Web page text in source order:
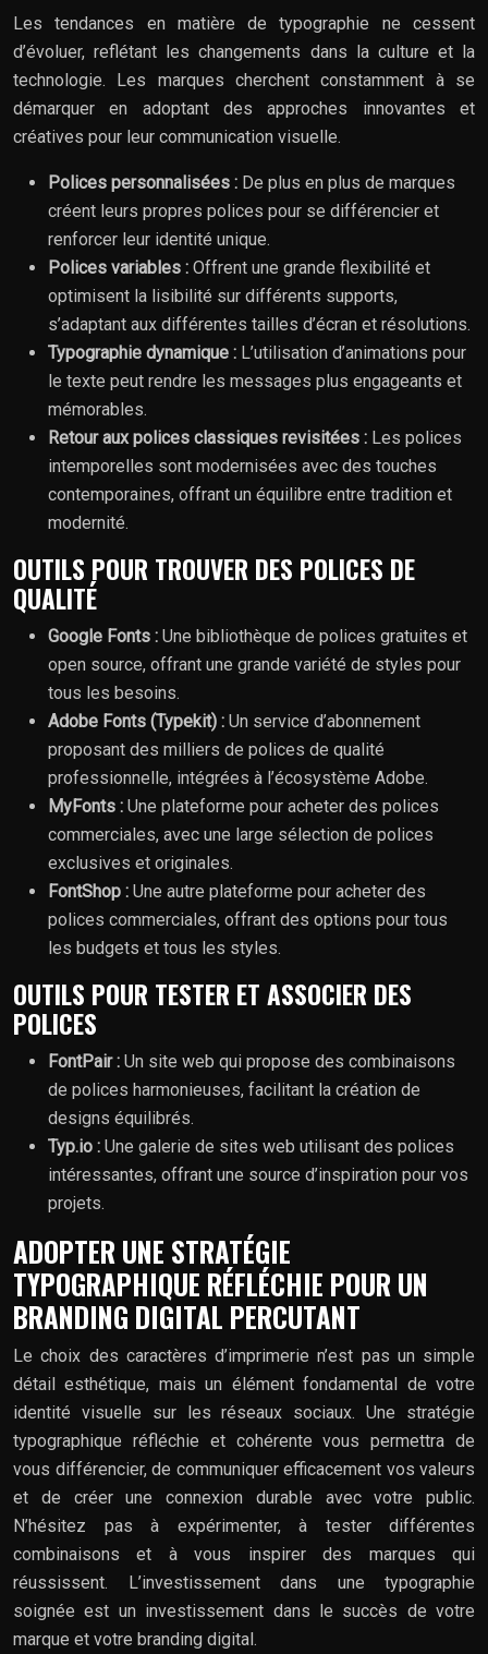
Les tendances en matière de typographie ne cessent
d’évoluer, reflétant les changements dans la culture et la
technologie. Les marques cherchent constamment à se
démarquer en adoptant des approches innovantes et
créatives pour leur communication visuelle.
Polices personnalisées : De plus en plus de marques
créent leurs propres polices pour se différencier et
renforcer leur identité unique.
Polices variables : Offrent une grande flexibilité et
optimisent la lisibilité sur différents supports,
s’adaptant aux différentes tailles d’écran et résolutions.
Typographie dynamique : L’utilisation d’animations pour
le texte peut rendre les messages plus engageants et
mémorables.
Retour aux polices classiques revisitées : Les polices
intemporelles sont modernisées avec des touches
contemporaines, offrant un équilibre entre tradition et
modernité.
OUTILS POUR TROUVER DES POLICES DE
QUALITÉ
Google Fonts : Une bibliothèque de polices gratuites et
open source, offrant une grande variété de styles pour
tous les besoins.
Adobe Fonts (Typekit) : Un service d’abonnement
proposant des milliers de polices de qualité
professionnelle, intégrées à l’écosystème Adobe.
MyFonts : Une plateforme pour acheter des polices
commerciales, avec une large sélection de polices
exclusives et originales.
FontShop : Une autre plateforme pour acheter des
polices commerciales, offrant des options pour tous
les budgets et tous les styles.
OUTILS POUR TESTER ET ASSOCIER DES
POLICES
FontPair : Un site web qui propose des combinaisons
de polices harmonieuses, facilitant la création de
designs équilibrés.
Typ.io : Une galerie de sites web utilisant des polices
intéressantes, offrant une source d’inspiration pour vos
projets.
ADOPTER UNE STRATÉGIE
TYPOGRAPHIQUE RÉFLÉCHIE POUR UN
BRANDING DIGITAL PERCUTANT
Le choix des caractères d’imprimerie n’est pas un simple
détail esthétique, mais un élément fondamental de votre
identité visuelle sur les réseaux sociaux. Une stratégie
typographique réfléchie et cohérente vous permettra de
vous différencier, de communiquer efficacement vos valeurs
et de créer une connexion durable avec votre public.
N’hésitez pas à expérimenter, à tester différentes
combinaisons et à vous inspirer des marques qui
réussissent. L’investissement dans une typographie
soignée est un investissement dans le succès de votre
marque et votre branding digital.